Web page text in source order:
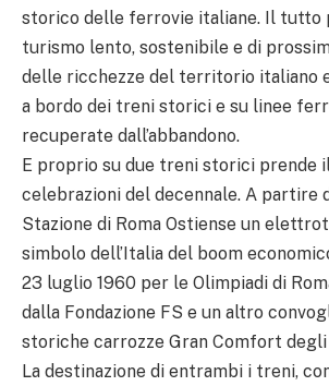
storico delle ferrovie italiane. Il tutto
turismo lento, sostenibile e di
delle ricchezze del territorio italiano
a bordo dei treni storici e su linee
recuperate dall’abbandono.
E proprio su due treni storici prende
celebrazioni del decennale. A partire
Stazione di Roma Ostiense un
simbolo dell’Italia del boom
23 luglio 1960 per le Olimpiadi di
dalla Fondazione FS e un altro
storiche carrozze Gran Comfort degli
La destinazione di entrambi i treni,